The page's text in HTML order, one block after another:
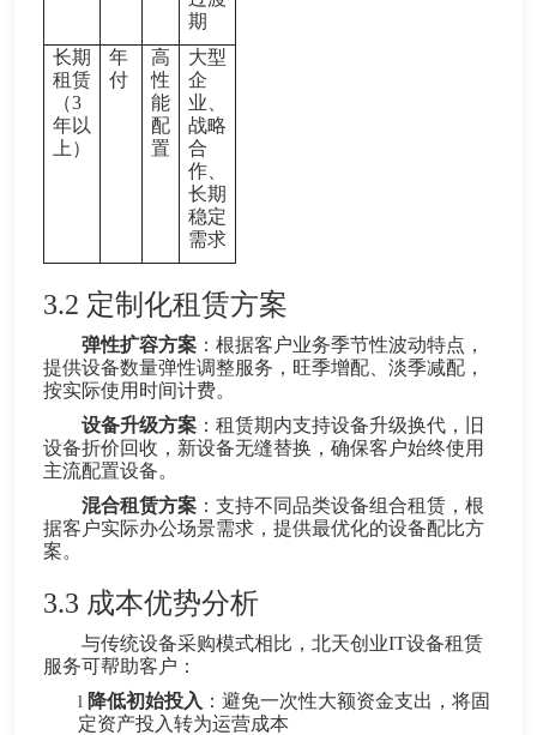
期
长期
租赁
（3
年以
上）
年
付
高
性
能
配
置
大型
企
业、
战略
合
作、
长期
稳定
需求
3.2 定制化租赁方案
弹性扩容方案 ：根据客户业务季节性波动特点，
提供设备数量弹性调整服务，旺季增配、淡季减配，
按实际使用时间计费。
设备升级方案 ：租赁期内支持设备升级换代，旧
设备折价回收，新设备无缝替换，确保客户始终使用
主流配置设备。
混合租赁方案 ：支持不同品类设备组合租赁，根
据客户实际办公场景需求，提供最优化的设备配比方
案。
3.3 成本优势分析
与传统设备采购模式相比，北天创业IT设备租赁
服务可帮助客户：
l 降低初始投入 ：避免一次性大额资金支出，将固
定资产投入转为运营成本